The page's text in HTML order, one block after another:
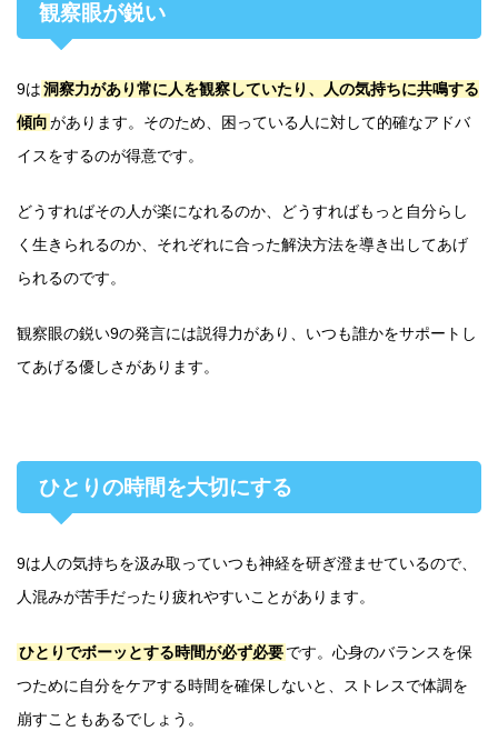
観察眼が鋭い
9は洞察力があり常に人を観察していたり、人の気持ちに共鳴する
傾向があります。そのため、困っている人に対して的確なアドバ
イスをするのが得意です。
どうすればその人が楽になれるのか、どうすればもっと自分らし
く生きられるのか、それぞれに合った解決方法を導き出してあげ
られるのです。
観察眼の鋭い9の発言には説得力があり、いつも誰かをサポートし
てあげる優しさがあります。
ひとりの時間を大切にする
9は人の気持ちを汲み取っていつも神経を研ぎ澄ませているので、
人混みが苦手だったり疲れやすいことがあります。
ひとりでボーッとする時間が必ず必要です。心身のバランスを保
つために自分をケアする時間を確保しないと、ストレスで体調を
崩すこともあるでしょう。